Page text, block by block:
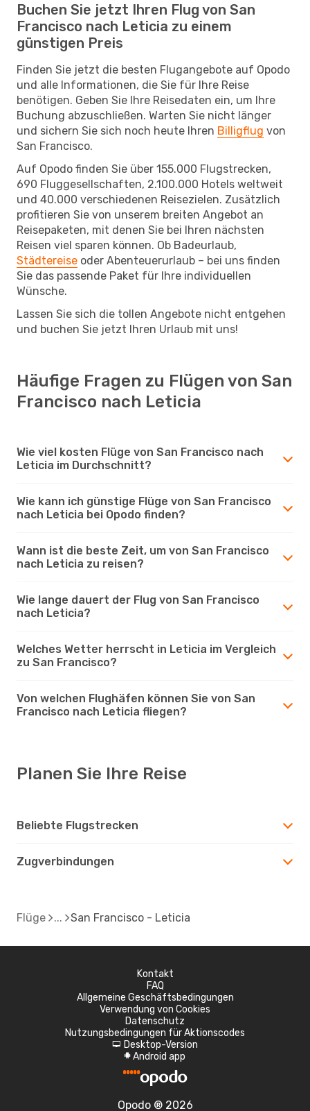
Buchen Sie jetzt Ihren Flug von San
Francisco nach Leticia zu einem
günstigen Preis
Finden Sie jetzt die besten Flugangebote auf Opodo
und alle Informationen, die Sie für Ihre Reise
benötigen. Geben Sie Ihre Reisedaten ein, um Ihre
Buchung abzuschließen. Warten Sie nicht länger
und sichern Sie sich noch heute Ihren Billigflug von
San Francisco.
Auf Opodo finden Sie über 155.000 Flugstrecken,
690 Fluggesellschaften, 2.100.000 Hotels weltweit
und 40.000 verschiedenen Reisezielen. Zusätzlich
profitieren Sie von unserem breiten Angebot an
Reisepaketen, mit denen Sie bei Ihren nächsten
Reisen viel sparen können. Ob Badeurlaub,
Städtereise oder Abenteuerurlaub – bei uns finden
Sie das passende Paket für Ihre individuellen
Wünsche.
Lassen Sie sich die tollen Angebote nicht entgehen
und buchen Sie jetzt Ihren Urlaub mit uns!
Häufige Fragen zu Flügen von San
Francisco nach Leticia
Wie viel kosten Flüge von San Francisco nach
Leticia im Durchschnitt?
Wie kann ich günstige Flüge von San Francisco
nach Leticia bei Opodo finden?
Wann ist die beste Zeit, um von San Francisco
nach Leticia zu reisen?
Wie lange dauert der Flug von San Francisco
nach Leticia?
Welches Wetter herrscht in Leticia im Vergleich
zu San Francisco?
Von welchen Flughäfen können Sie von San
Francisco nach Leticia fliegen?
Planen Sie Ihre Reise
Beliebte Flugstrecken
Zugverbindungen
Flüge San Francisco - Leticia
Kontakt
FAQ
Allgemeine Geschäftsbedingungen
Verwendung von Cookies
Datenschutz
Nutzungsbedingungen für Aktionscodes
d Desktop-Version
A Android app
Opodo ® 2026